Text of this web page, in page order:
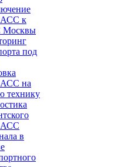
к
под
на
технику
в